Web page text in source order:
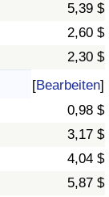
5,39 $
2,60 $
2,30 $
[Bearbeiten]
0,98 $
3,17 $
4,04 $
5,87 $